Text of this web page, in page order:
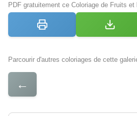
PDF gratuitement ce Coloriage de Fruits
Parcourir d'autres coloriages de cette
←